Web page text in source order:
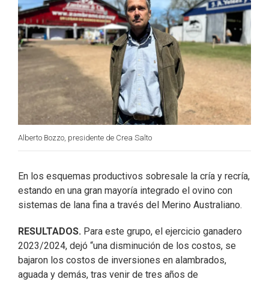
Alberto Bozzo, presidente de Crea Salto
En los esquemas productivos sobresale la cría y recría,
estando en una gran mayoría integrado el ovino con
sistemas de lana fina a través del Merino Australiano.
RESULTADOS. Para este grupo, el ejercicio ganadero
2023/2024, dejó “una disminución de los costos, se
bajaron los costos de inversiones en alambrados,
aguada y demás, tras venir de tres años de